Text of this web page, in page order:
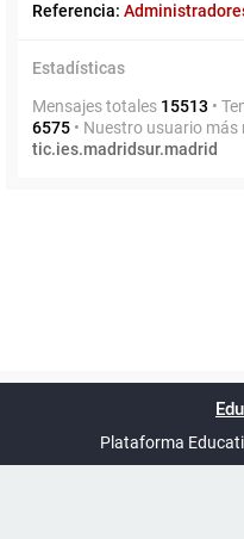
Referencia:
Estadísticas
Mensajes totales 15513 •
6575 • Nuestro usuario más
tic.ies.madridsur.madrid
UTC+02:00
Plataforma